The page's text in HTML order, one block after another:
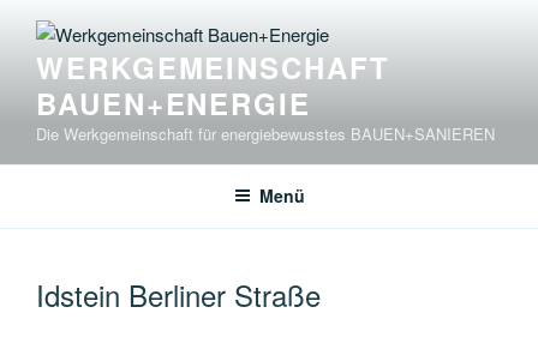
Inhalt
springenWERKGEMEINSCHAFT
BAUEN+ENERGIE
Die Werkgemeinschaft für energiebewusstes BAUEN+SANIEREN
Menü
Idstein Berliner Straße